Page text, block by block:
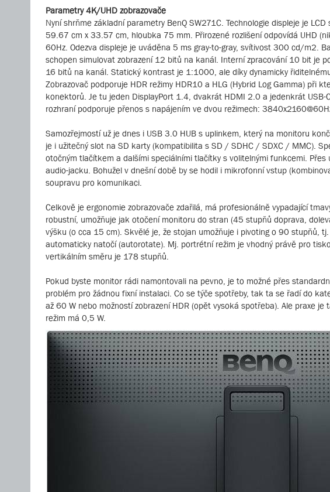
Parametry 4K/UHD zobrazovače
Nyní shrňme základní parametry BenQ SW271C. Technologie displeje je
59.67 cm x 33.57 cm, hloubka 75 mm. Přirozené rozlišení odpovídá UHD
60Hz. Odezva displeje je uváděna 5 ms gray-to-gray, svítivost 300 cd/m2.
schopen simulovat zobrazení 12 bitů na kanál. Interní zpracování 10 bit je
16 bitů na kanál. Statický kontrast je 1:1000, ale díky dynamicky
Zobrazovač podporuje HDR režimy HDR10 a HLG (Hybrid Log Gamma) při
konektorů. Je tu jeden DisplayPort 1.4, dvakrát HDMI 2.0 a jedenkrát
rozhraní podporuje přenos s napájením ve dvou režimech:
Samozřejmostí už je dnes i USB 3.0 HUB s uplinkem, který na monitoru
je i užitečný slot na SD karty (kompatibilita s SD / SDHC / SDXC / MMC).
otočným tlačítkem a dalšími speciálními tlačítky s volitelnými funkcemi.
audio-jacku. Bohužel v dnešní době by se hodil i mikrofonní vstup
soupravu pro komunikaci.
Celkově je ergonomie zobrazovače zdařilá, má profesionálně vypadající
robustní, umožňuje jak otočení monitoru do stran (45 stupňů doprava,
výšku (o cca 15 cm). Skvělé je, že stojan umožňuje i pivoting o 90 stupňů,
automaticky natočí (autorotate). Mj. portrétní režim je vhodný právě pro
vertikálním směru je 178 stupňů.
Pokud byste monitor rádi namontovali na pevno, je to možné přes
problém pro žádnou fixní instalaci. Co se týče spotřeby, tak ta se řadí do
až 60 W nebo možností zobrazení HDR (opět vysoká spotřeba). Ale praxe
režim má 0,5 W.